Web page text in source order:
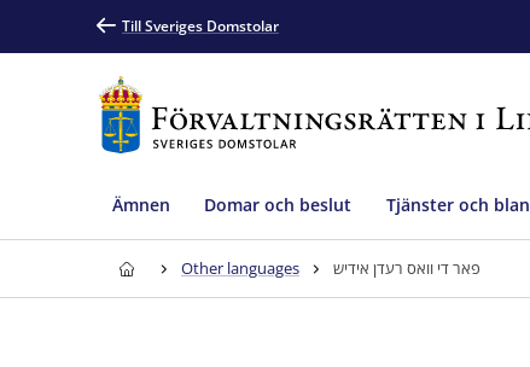
Till Sveriges Domstolar
Ämnen Domar och beslut Tjänster och
Other languages פאר די וואס רעדן אידיש